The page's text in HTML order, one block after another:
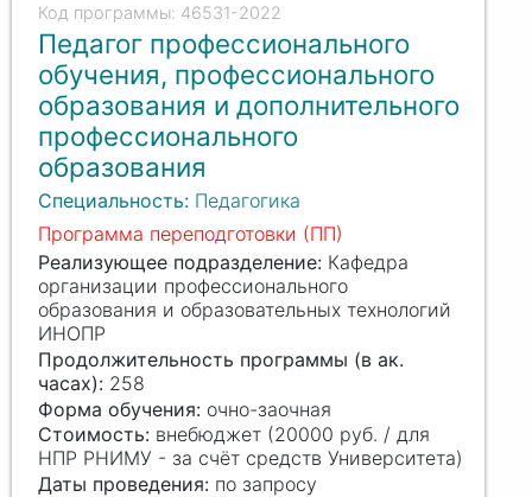
46531-2022
Педагог профессионального
обучения, профессионального
образования и дополнительного
профессионального
образования
Специальность: Педагогика
Программа переподготовки (ПП)
Реализующее подразделение: Кафедра
организации профессионального
образования и образовательных технологий
ИНОПР
Продолжительность программы (в ак.
часах): 258
Форма обучения: очно-заочная
Стоимость: внебюджет (20000 руб. / для
НПР РНИМУ - за счёт средств Университета)
Даты проведения: по запросу